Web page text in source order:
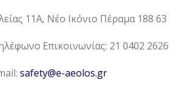
11Α, Νέο Ικόνιο Πέραμα 188 63
Επικοινωνίας: 21 0402 2626
safety@e-aeolos.gr